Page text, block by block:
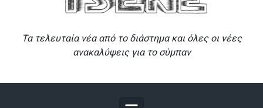
Τα τελευταία νέα από το διάστημα και όλες οι νέες
ανακαλύψεις για το σύμπαν